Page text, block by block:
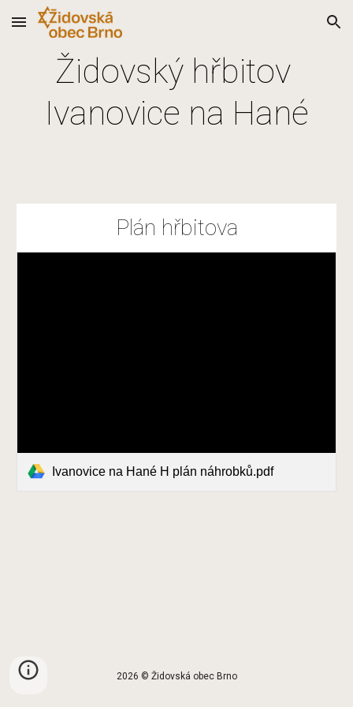
Skip to main content Skip to navigation
Židovský hřbitov
Ivanovice na Hané
Plán hřbitova
Ivanovice na Hané H plán náhrobků.pdf
2026 © Židovská obec Brno